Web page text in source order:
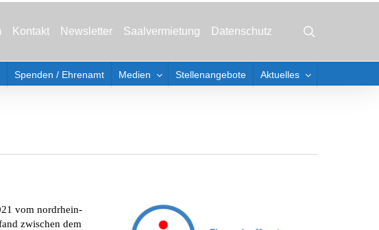
Spenden / Ehrenamt Medien Stellenangebote Aktuelles
Kontakt Newsletter Saalvermietung Datenschutz
vom nordrhein-
zwischen dem